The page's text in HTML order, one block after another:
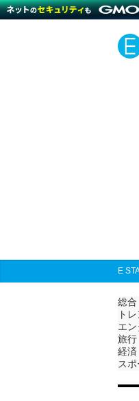
E
総合
ト
エン
旅行
経済
ス